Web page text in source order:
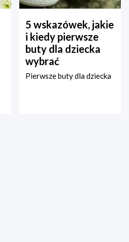
5 wskazówek, jakie
i kiedy pierwsze
buty dla dziecka
wybrać
Pierwsze buty dla dziecka